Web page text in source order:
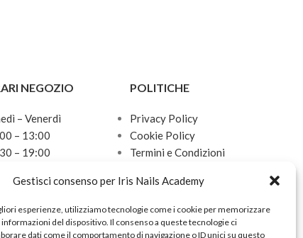
Gestisci consenso per Iris Nails Academy
esperienze, utilizziamo tecnologie come i cookie per memorizzare
informazioni del dispositivo. Il consenso a queste tecnologie ci
dati come il comportamento di navigazione o ID unici su questo
NEGOZIO
– Venerdì
– 13:00
– 19:00
– 13:00
POLITICHE
Privacy Policy
Cookie Policy
Termini e Condizioni